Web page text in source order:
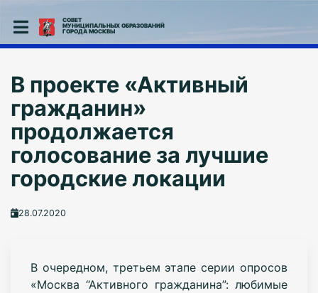
СОВЕТ
МУНИЦИПАЛЬНЫХ ОБРАЗОВАНИЙ
ГОРОДА МОСКВЫ
В проекте «Активный
гражданин»
продолжается
голосование за лучшие
городские локации
28.07.2020
В очередном, третьем этапе серии опросов
«Москва “Активного гражданина”: любимые